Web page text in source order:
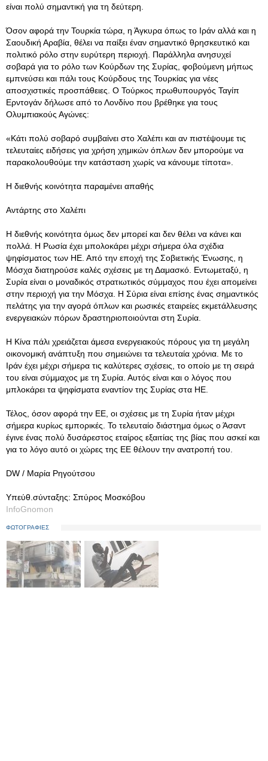
είναι πολύ σημαντική για τη δεύτερη.
Όσον αφορά την Τουρκία τώρα, η Άγκυρα όπως το Ιράν αλλά και η
Σαουδική Αραβία, θέλει να παίξει έναν σημαντικό θρησκευτικό και
πολιτικό ρόλο στην ευρύτερη περιοχή. Παράλληλα ανησυχεί
σοβαρά για το ρόλο των Κούρδων της Συρίας, φοβούμενη μήπως
εμπνεύσει και πάλι τους Κούρδους της Τουρκίας για νέες
αποσχιστικές προσπάθειες. Ο Τούρκος πρωθυπουργός Ταγίπ
Ερντογάν δήλωσε από το Λονδίνο που βρέθηκε για τους
Ολυμπιακούς Αγώνες:
«Κάτι πολύ σοβαρό συμβαίνει στο Χαλέπι και αν πιστέψουμε τις
τελευταίες ειδήσεις για χρήση χημικών όπλων δεν μπορούμε να
παρακολουθούμε την κατάσταση χωρίς να κάνουμε τίποτα».
Η διεθνής κοινότητα παραμένει απαθής
Αντάρτης στο Χαλέπι
Η διεθνής κοινότητα όμως δεν μπορεί και δεν θέλει να κάνει και
πολλά. Η Ρωσία έχει μπολοκάρει μέχρι σήμερα όλα σχέδια
ψηφίσματος των ΗΕ. Από την εποχή της Σοβιετικής Ένωσης, η
Μόσχα διατηρούσε καλές σχέσεις με τη Δαμασκό. Εντωμεταξύ, η
Συρία είναι ο μοναδικός στρατιωτικός σύμμαχος που έχει απομείνει
στην περιοχή για την Μόσχα. Η Σύρια είναι επίσης ένας σημαντικός
πελάτης για την αγορά όπλων και ρωσικές εταιρείες εκμετάλλευσης
ενεργειακών πόρων δραστηριοποιούνται στη Συρία.
Η Κίνα πάλι χρειάζεται άμεσα ενεργειακούς πόρους για τη μεγάλη
οικονομική ανάπτυξη που σημειώνει τα τελευταία χρόνια. Με το
Ιράν έχει μέχρι σήμερα τις καλύτερες σχέσεις, το οποίο με τη σειρά
του είναι σύμμαχος με τη Συρία. Αυτός είναι και ο λόγος που
μπλοκάρει τα ψηφίσματα εναντίον της Συρίας στα ΗΕ.
Τέλος, όσον αφορά την ΕΕ, οι σχέσεις με τη Συρία ήταν μέχρι
σήμερα κυρίως εμπορικές. Το τελευταίο διάστημα όμως ο Άσαντ
έγινε ένας πολύ δυσάρεστος εταίρος εξαιτίας της βίας που ασκεί και
για το λόγο αυτό οι χώρες της ΕΕ θέλουν την ανατροπή του.
DW / Μαρία Ρηγούτσου
Υπεύθ.σύνταξης: Σπύρος Μοσκόβου
InfoGnomon
ΦΩΤΟΓΡΑΦΙΕΣ